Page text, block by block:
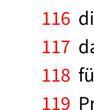
116
117
118
119